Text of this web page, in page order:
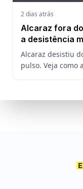
2 dias atrás
Alcaraz fora
a desistência
defesa do US
Alcaraz desistiu
pulso. Veja como